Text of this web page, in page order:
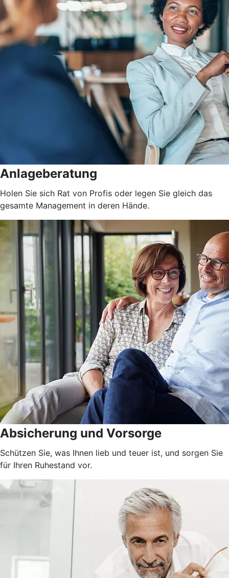
Anlageberatung
Holen Sie sich Rat von Profis oder legen Sie gleich das
gesamte Management in deren Hände.
Absicherung und Vorsorge
Schützen Sie, was Ihnen lieb und teuer ist, und sorgen Sie
für Ihren Ruhestand vor.